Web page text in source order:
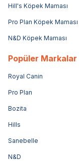
Hill's Köpek Maması
Pro Plan Köpek Maması
N&D Köpek Maması
Popüler Markalar
Royal Canin
Pro Plan
Bozita
Hills
Sanebelle
N&D